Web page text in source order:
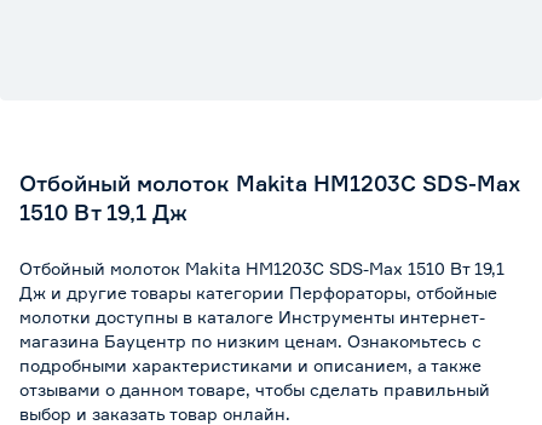
Отбойный молоток Makita HM1203C SDS-Max
1510 Вт 19,1 Дж
Отбойный молоток Makita HM1203C SDS-Max 1510 Вт 19,1
Дж и другие товары категории Перфораторы, отбойные
молотки доступны в каталоге Инструменты интернет-
магазина Бауцентр по низким ценам. Ознакомьтесь с
подробными характеристиками и описанием, а также
отзывами о данном товаре, чтобы сделать правильный
выбор и заказать товар онлайн.